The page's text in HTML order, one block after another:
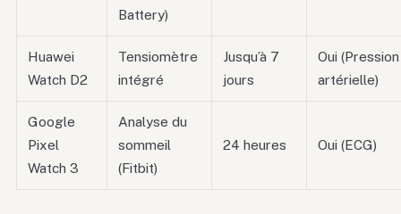
Battery)
Huawei
Watch D2
Tensiomètre
intégré
Jusqu’à 7
jours
Oui (Pression
artérielle)
Google
Pixel
Watch 3
Analyse du
sommeil
(Fitbit)
24 heures Oui (ECG)